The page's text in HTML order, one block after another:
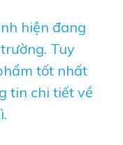
hiện đang
Tuy
tốt nhất
tin chi tiết về